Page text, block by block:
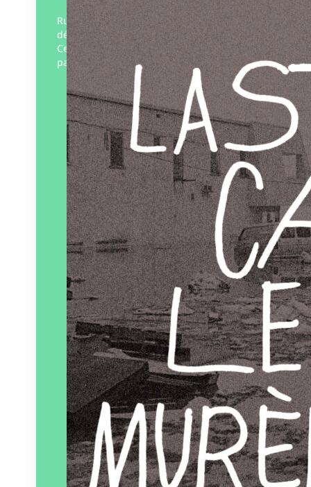
Rupture, ennui, solitude, colère, espoirs
déçus et rêve en attente. La vie, juste ça…
Celle d’une fille de la Beauce, quelque
part dans le Québec des rednecks, des…
Éditeur :Bouclard
Paru le05/01/2024